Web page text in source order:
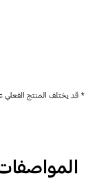
* قد يختلف المنتج